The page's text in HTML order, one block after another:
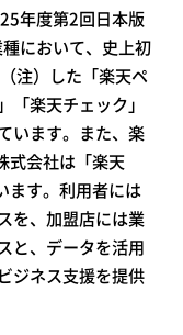
年度第2回日本版
において、史上初
注）した「楽天ペ
楽天チェック」
います。また、楽
式会社は「楽天
ます。利用者には
を、加盟店には業
と、データを活用
ジネス支援を提供